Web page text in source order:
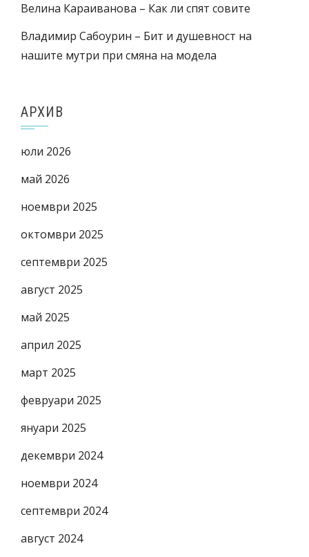
Велина Караиванова – Как ли спят совите
Владимир Сабоурин – Бит и душевност на
нашите мутри при смяна на модела
АРХИВ
юли 2026
май 2026
ноември 2025
октомври 2025
септември 2025
август 2025
май 2025
април 2025
март 2025
февруари 2025
януари 2025
декември 2024
ноември 2024
септември 2024
август 2024